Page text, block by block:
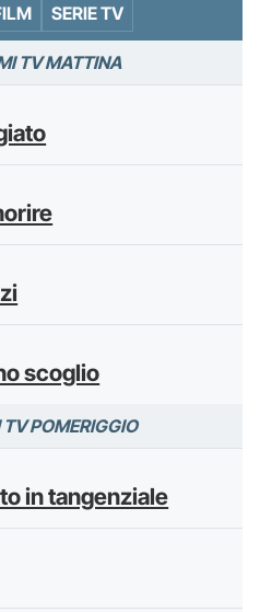
SERIE TV
TV MATTINA
scoglio
POMERIGGIO
in tangenziale